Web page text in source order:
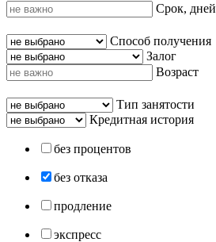
Срок, дней
Способ получения
Залог
Возраст
Тип занятости
Кредитная история
без процентов
без отказа
продление
экспресс